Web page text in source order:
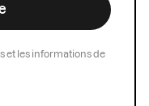
et les informations de